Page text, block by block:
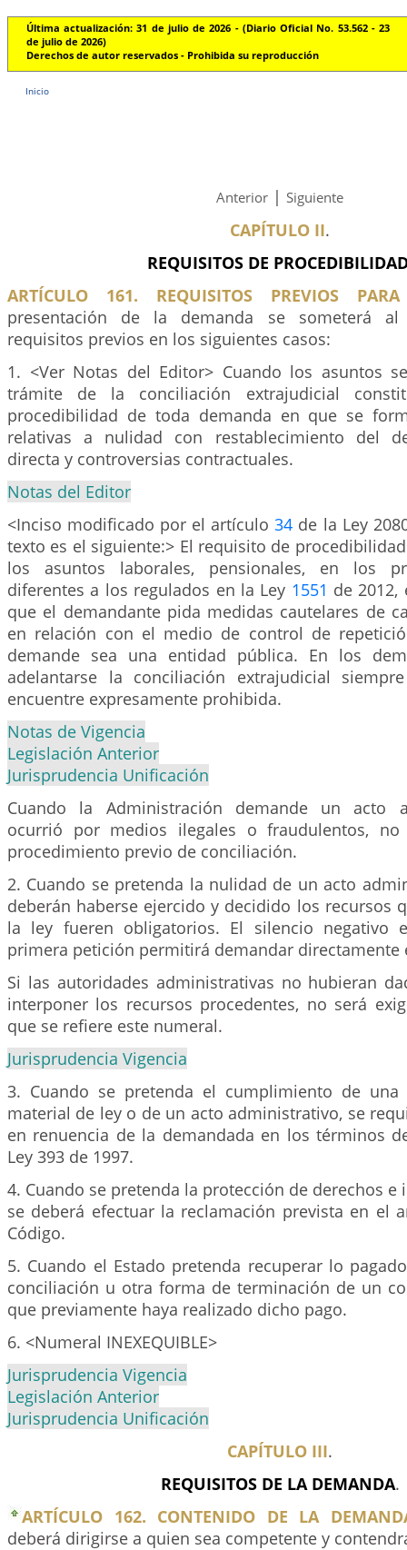
Última actualización: 31 de julio de 2026 - (Diario Oficial No. 53.562 - 23
de julio de 2026)
Derechos de autor reservados - Prohibida su reproducción
Inicio
Anterior | Siguiente
CAPÍTULO II.
REQUISITOS DE
ARTÍCULO 161. REQUISITOS PREVIOS
presentación de la demanda se someterá
requisitos previos en los siguientes casos:
1. <Ver Notas del Editor> Cuando los asuntos
trámite de la conciliación extrajudicial
procedibilidad de toda demanda en que se
relativas a nulidad con restablecimiento del
directa y controversias contractuales.
Notas del Editor
<Inciso modificado por el artículo34 de la Ley
texto es el siguiente:> El requisito de
los asuntos laborales, pensionales, en los
diferentes a los regulados en la Ley 1551 de
que el demandante pida medidas cautelares de
en relación con el medio de control de
demande sea una entidad pública. En los
adelantarse la conciliación extrajudicial
encuentre expresamente prohibida.
Notas de Vigencia
Legislación Anterior
Jurisprudencia Unificación
Cuando la Administración demande un acto
ocurrió por medios ilegales o fraudulentos, no
procedimiento previo de conciliación.
2. Cuando se pretenda la nulidad de un acto
deberán haberse ejercido y decidido los recursos
la ley fueren obligatorios. El silencio negativo
primera petición permitirá demandar directamente
Si las autoridades administrativas no hubieran
interponer los recursos procedentes, no será
que se refiere este numeral.
Jurisprudencia Vigencia
3. Cuando se pretenda el cumplimiento de
material de ley o de un acto administrativo, se
en renuencia de la demandada en los términos
Ley 393 de 1997.
4. Cuando se pretenda la protección de derechos e
se deberá efectuar la reclamación prevista en el
Código.
5. Cuando el Estado pretenda recuperar lo
conciliación u otra forma de terminación de un
que previamente haya realizado dicho pago.
6. <Numeral INEXEQUIBLE>
Jurisprudencia Vigencia
Legislación Anterior
Jurisprudencia Unificación
CAPÍTULO III.
REQUISITOS DE LA DEMANDA.
ARTÍCULO 162. CONTENIDO DE LA
deberá dirigirse a quien sea competente y